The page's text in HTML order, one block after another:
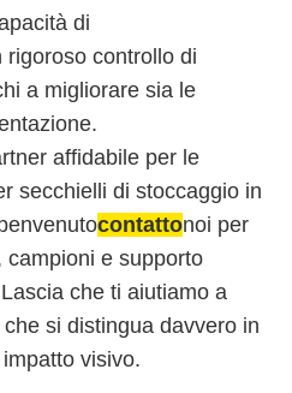
di
rigoroso controllo di
a migliorare sia le
affidabile per le
secchielli di stoccaggio in
contattonoi per
campioni e supporto
che ti aiutiamo a
si distingua davvero in
visivo.